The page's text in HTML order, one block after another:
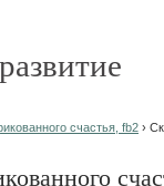
счастья, fb2 ›